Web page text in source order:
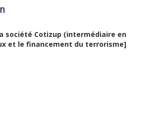
société Cotizup (intermédiaire en
et le financement du terrorisme]